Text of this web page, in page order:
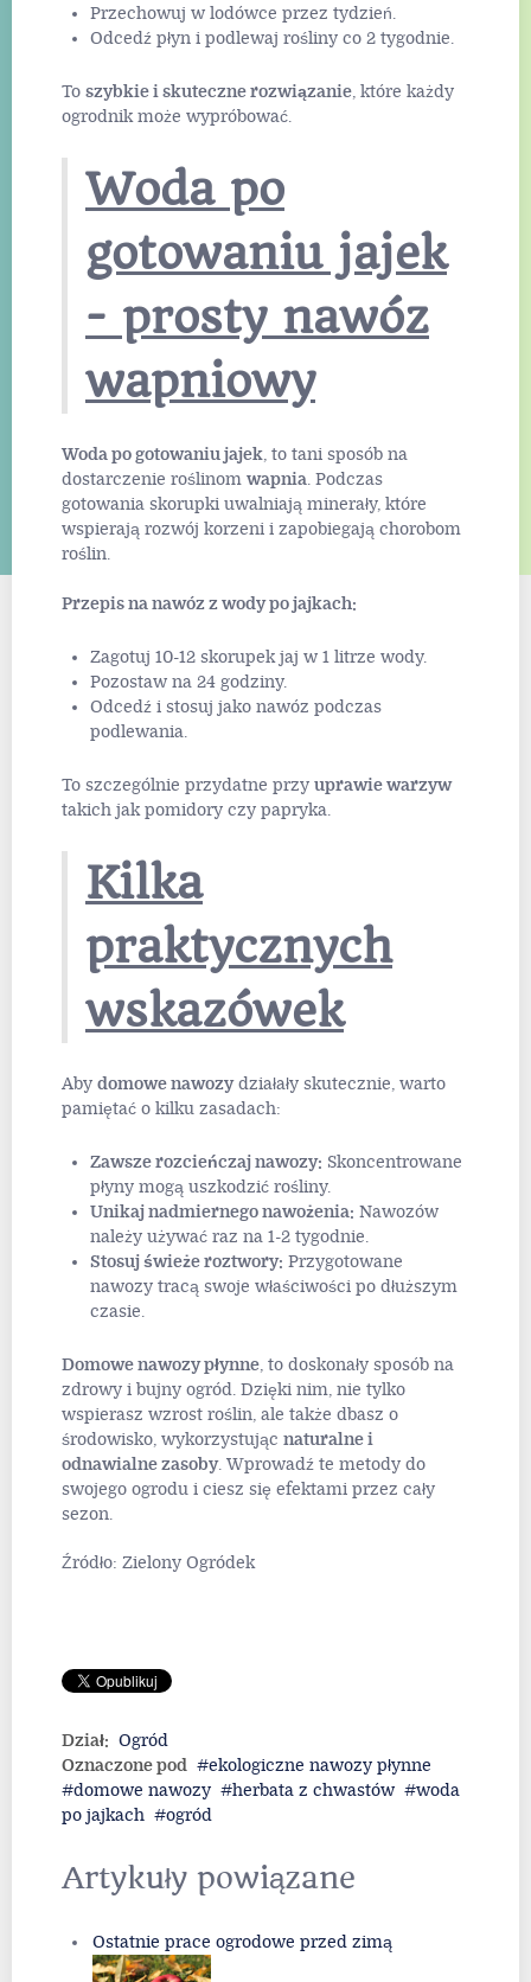
Przechowuj w lodówce przez tydzień.
Odcedź płyn i podlewaj rośliny co 2 tygodnie.
To szybkie i skuteczne rozwiązanie, które każdy
ogrodnik może wypróbować.
Woda po
gotowaniu jajek
- prosty nawóz
wapniowy
Woda po gotowaniu jajek, to tani sposób na
dostarczenie roślinom wapnia. Podczas
gotowania skorupki uwalniają minerały, które
wspierają rozwój korzeni i zapobiegają chorobom
roślin.
Przepis na nawóz z wody po jajkach:
Zagotuj 10-12 skorupek jaj w 1 litrze wody.
Pozostaw na 24 godziny.
Odcedź i stosuj jako nawóz podczas
podlewania.
To szczególnie przydatne przy uprawie warzyw
takich jak pomidory czy papryka.
Kilka
praktycznych
wskazówek
Aby domowe nawozydziałały skutecznie, warto
pamiętać o kilku zasadach:
Zawsze rozcieńczaj nawozy: Skoncentrowane
płyny mogą uszkodzić rośliny.
Unikaj nadmiernego nawożenia: Nawozów
należy używać raz na 1-2 tygodnie.
Stosuj świeże roztwory: Przygotowane
nawozy tracą swoje właściwości po dłuższym
czasie.
Domowe nawozy płynne, to doskonały sposób na
zdrowy i bujny ogród. Dzięki nim, nie tylko
wspierasz wzrost roślin, ale także dbasz o
środowisko, wykorzystując naturalne i
odnawialne zasoby. Wprowadź te metody do
swojego ogrodu i ciesz się efektami przez cały
sezon.
Źródło: Zielony Ogródek
Dział: Ogród
Oznaczone pod
ekologiczne nawozy płynne
domowe nawozy
herbata z chwastów
woda
po jajkach
ogród
Artykuły powiązane
Ostatnie prace ogrodowe przed zimą